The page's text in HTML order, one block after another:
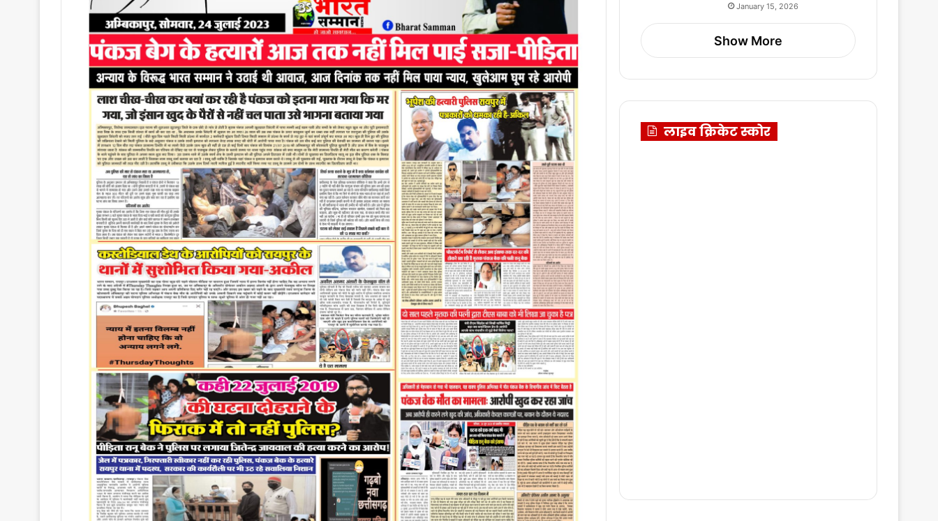
January 15, 2026
Show More
लाइव क्रिकेट स्कोर